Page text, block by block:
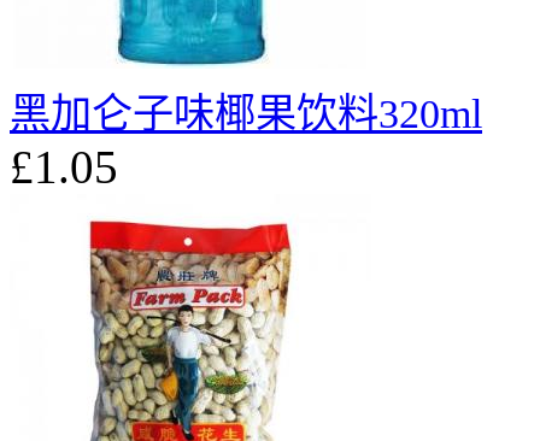
黑加仑子味椰果饮料320ml
£1.05